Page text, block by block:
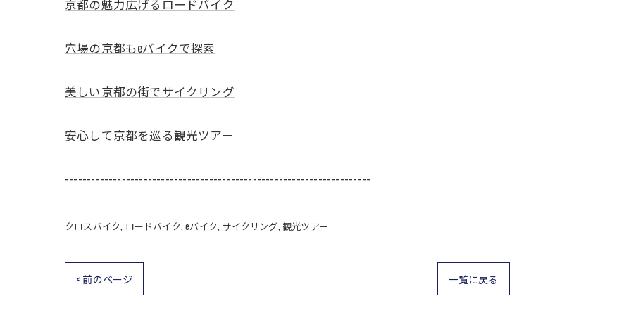
京都の魅力広げるロードバイク
穴場の京都もeバイクで探索
美しい京都の街でサイクリング
安心して京都を巡る観光ツアー
----------------------------------------------------------------------
クロスバイク ロードバイク eバイク サイクリング 観光ツアー
< 前のページ 一覧に戻る